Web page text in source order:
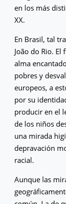
en los más
XX.
En Brasil, tal
João do Rio.
alma
pobres y
europeos, a
por su
producir en el
de los niños
una mirada
depravación
racial.
Aunque las